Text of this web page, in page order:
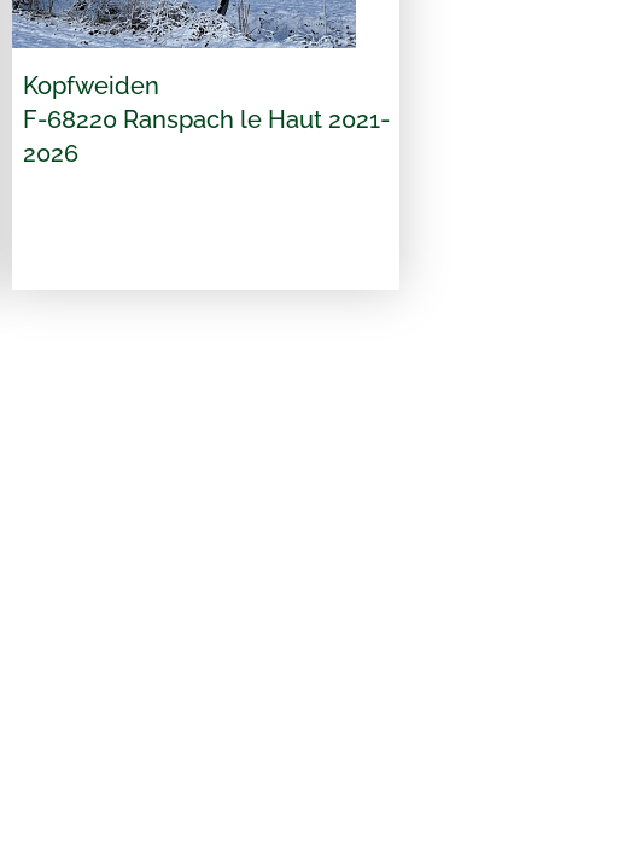
Kopfweiden
F-68220 Ranspach le Haut 2021-
2026